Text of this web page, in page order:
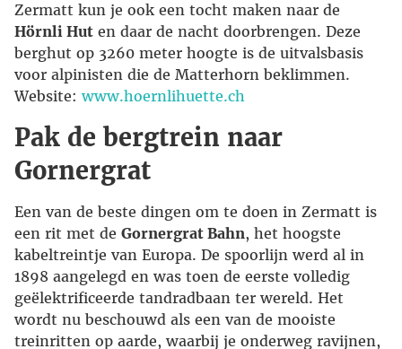
Zermatt kun je ook een tocht maken naar de
Hörnli Hut en daar de nacht doorbrengen. Deze
berghut op 3260 meter hoogte is de uitvalsbasis
voor alpinisten die de Matterhorn beklimmen.
Website: www.hoernlihuette.ch
Pak de bergtrein naar
Gornergrat
Een van de beste dingen om te doen in Zermatt is
een rit met de Gornergrat Bahn, het hoogste
kabeltreintje van Europa. De spoorlijn werd al in
1898 aangelegd en was toen de eerste volledig
geëlektrificeerde tandradbaan ter wereld. Het
wordt nu beschouwd als een van de mooiste
treinritten op aarde, waarbij je onderweg ravijnen,